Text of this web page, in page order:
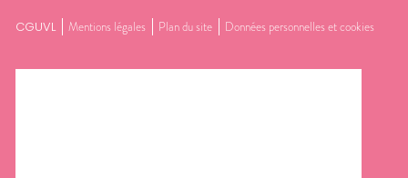
CGUVL Mentions légales Plan du site Données personnelles et cookies